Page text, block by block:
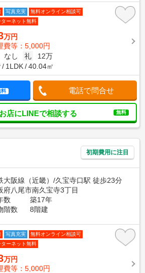
写真充実
無料オンライン相談可
ターネット無料
万円
費等：5,000円
なし 礼
12万
1LDK 40.04㎡
料 電話で問合せ
お店にLINEで相談する 無料
初期費用に注目
大阪線（近畿）/久宝寺口駅 徒歩23分
府八尾市南久宝寺3丁目
数
築17年
階数
8階建
写真充実
無料オンライン相談可
ターネット無料
万円
費等：5,000円